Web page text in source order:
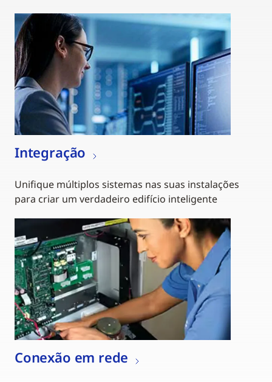
Integração
Unifique múltiplos sistemas nas suas instalações
para criar um verdadeiro edifício inteligente
Conexão em rede